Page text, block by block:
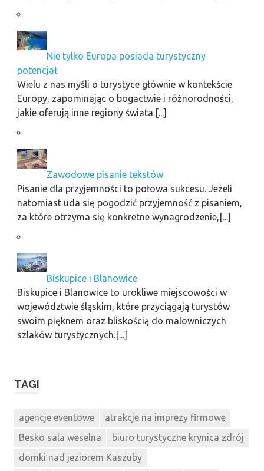
Nie tylko Europa posiada turystyczny
potencjał
Wielu z nas myśli o turystyce głównie w kontekście
Europy, zapominając o bogactwie i różnorodności,
jakie oferują inne regiony świata.[...]
Zawodowe pisanie tekstów
Pisanie dla przyjemności to połowa sukcesu. Jeżeli
natomiast uda się pogodzić przyjemność z pisaniem,
za które otrzyma się konkretne wynagrodzenie,[...]
Biskupice i Blanowice
Biskupice i Blanowice to urokliwe miejscowości w
województwie śląskim, które przyciągają turystów
swoim pięknem oraz bliskością do malowniczych
szlaków turystycznych.[...]
TAGI
agencje eventowe
atrakcje na imprezy firmowe
Besko sala weselna
biuro turystyczne krynica zdrój
domki nad jeziorem Kaszuby